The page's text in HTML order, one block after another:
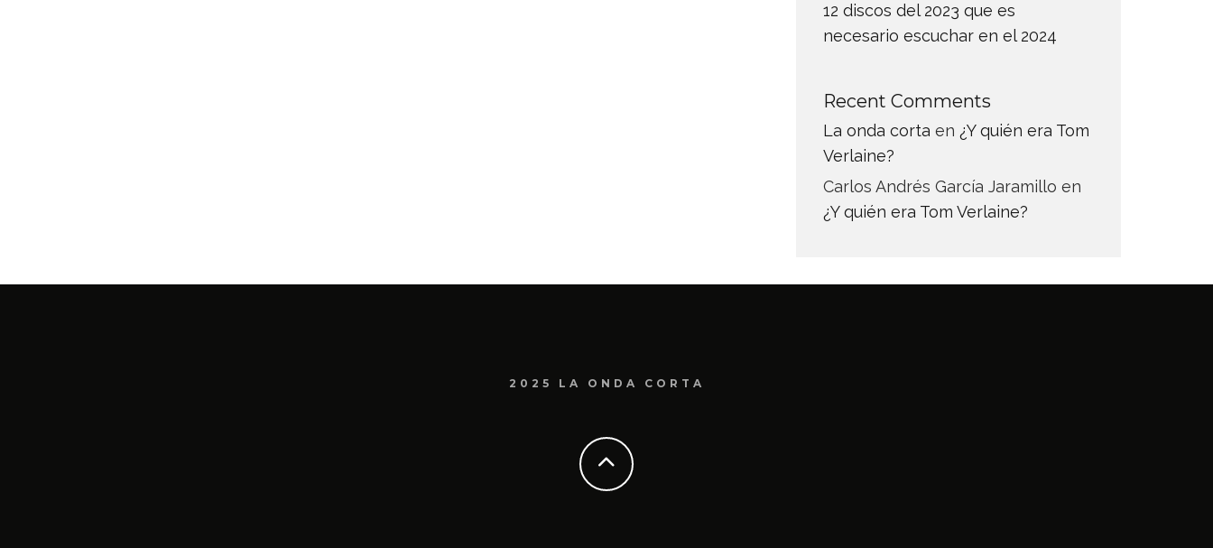
12 discos del 2023 que es
necesario escuchar en el 2024
Recent Comments
La onda corta en ¿Y quién era Tom
Verlaine?
Carlos Andrés García Jaramillo en
¿Y quién era Tom Verlaine?
2025 LA ONDA CORTA